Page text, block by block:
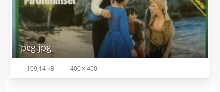
_peg.jpg
109,14 kB 400 × 400